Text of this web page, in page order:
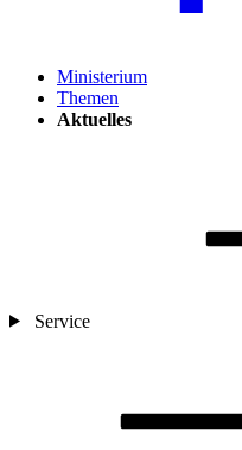
Ministerium
Themen
Aktuelles
Service